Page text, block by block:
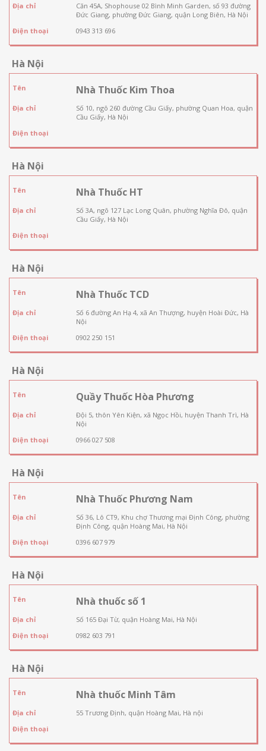
Địa chỉ
Căn 45A, Shophouse 02 Bình Minh Garden, số 93 đường
Đức Giang, phường Đức Giang, quận Long Biên, Hà Nội
Điện thoại
0943 313 696
Hà Nội
Tên Nhà Thuốc Kim Thoa
Địa chỉ
Số 10, ngõ 260 đường Cầu Giấy, phường Quan Hoa, quận
Cầu Giấy, Hà Nội
Điện thoại
Hà Nội
Tên Nhà Thuốc HT
Địa chỉ
Số 3A, ngõ 127 Lạc Long Quân, phường Nghĩa Đô, quận
Cầu Giấy, Hà Nội
Điện thoại
Hà Nội
Tên Nhà Thuốc TCD
Địa chỉ
Số 6 đường An Hạ 4, xã An Thượng, huyện Hoài Đức, Hà
Nội
Điện thoại
0902 250 151
Hà Nội
Tên Quầy Thuốc Hòa Phương
Địa chỉ
Đội 5, thôn Yên Kiện, xã Ngọc Hồi, huyện Thanh Trì, Hà
Nội
Điện thoại
0966 027 508
Hà Nội
Tên Nhà Thuốc Phương Nam
Địa chỉ
Số 36, Lô CT9, Khu chợ Thương mại Định Công, phường
Định Công, quận Hoàng Mai, Hà Nội
Điện thoại
0396 607 979
Hà Nội
Tên Nhà thuốc số 1
Địa chỉ
Số 165 Đại Từ, quận Hoàng Mai, Hà Nội
Điện thoại
0982 603 791
Hà Nội
Tên Nhà thuốc Minh Tâm
Địa chỉ
55 Trương Định, quận Hoàng Mai, Hà nội
Điện thoại